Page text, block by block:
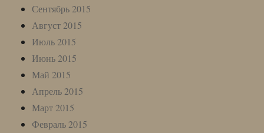
Сентябрь 2015
Август 2015
Июль 2015
Июнь 2015
Май 2015
Апрель 2015
Март 2015
Февраль 2015